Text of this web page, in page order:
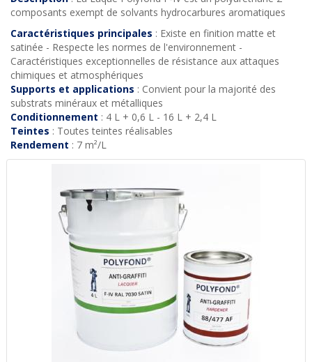
composants exempt de solvants hydrocarbures aromatiques
Caractéristiques principales : Existe en finition matte et
satinée - Respecte les normes de l'environnement -
Caractéristiques exceptionnelles de résistance aux attaques
chimiques et atmosphériques
Supports et applications : Convient pour la majorité des
substrats minéraux et métalliques
Conditionnement : 4 L + 0,6 L - 16 L + 2,4 L
Teintes : Toutes teintes réalisables
Rendement : 7 m²/L